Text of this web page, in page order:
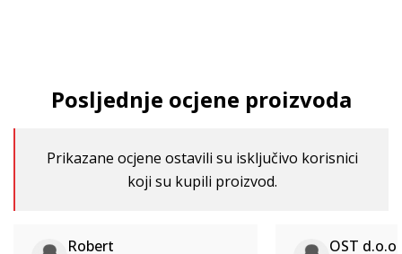
Posljednje ocjene proizvoda
Prikazane ocjene ostavili su isključivo korisnici
koji su kupili proizvod.
Robert OST d.o.o.